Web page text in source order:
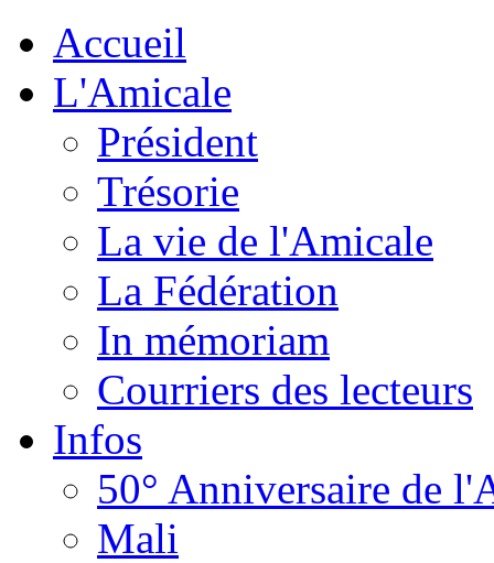
Accueil
L'Amicale
Président
Trésorie
La vie de l'Amicale
La Fédération
In mémoriam
Courriers des lecteurs
Infos
50° Anniversaire de
Mali